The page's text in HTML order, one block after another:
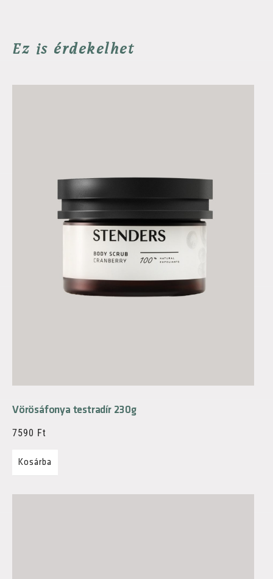
Ez is érdekelhet
Vörösáfonya testradír 230g
7590 Ft
Kosárba